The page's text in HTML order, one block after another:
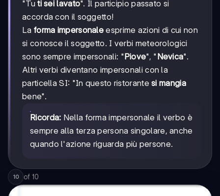
"Tuti sei lavato". Il participio passato si
accorda con il soggetto!
La forma impersonale esprime azioni di cui non
si conosce il soggetto. I verbi meteorologici
sono sempre impersonali: "Piove", "Nevica".
Altri verbi diventano impersonali con la
particella SI: "In questo ristorantesi mangia
bene".
Ricorda: Nella forma impersonale il verbo è
sempre alla terza persona singolare, anche
quando l'azione riguarda più persone.
10 of 10